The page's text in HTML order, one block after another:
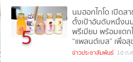
5
นมฮอกไกโด เปิดส
ตั้งเป้าอันดับหนึ่งน
พรีเมียม พร้อมแต
“แพลนต์เบส” เพื่อ
ข่าวประชาสัมพันธ์ 10 ก.